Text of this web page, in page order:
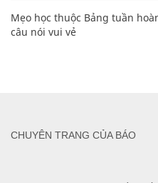
Mẹo học thuộc Bảng tuần
câu nói vui vẻ
CHUYÊN TRANG CỦA BÁO